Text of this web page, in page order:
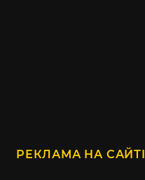
РЕКЛАМА НА САЙТІ